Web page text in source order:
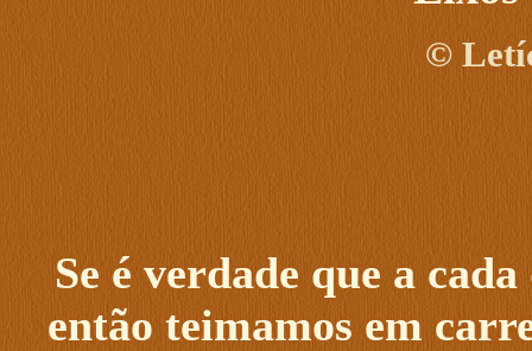
©
Se é verdade que a
então teimamos em